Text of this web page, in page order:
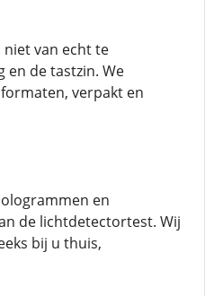
van echt te
en de tastzin. We
verpakt en
en
de lichtdetectortest. Wij
bij u thuis,